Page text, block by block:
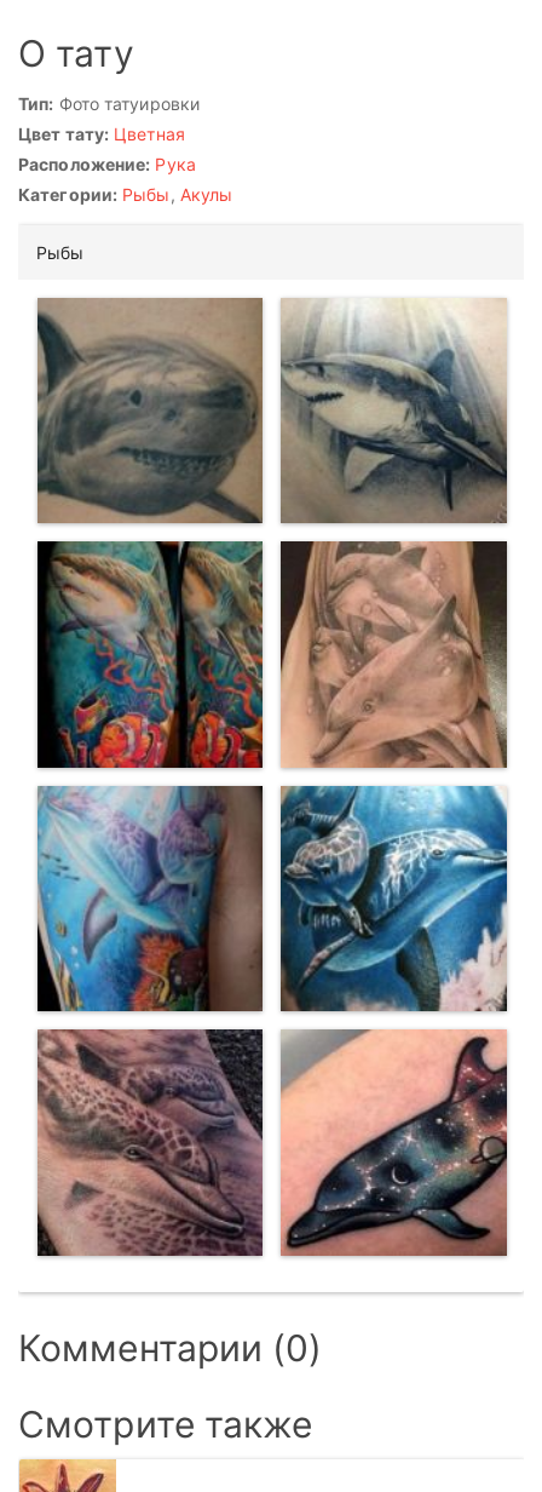
О тату
Тип: Фото татуировки
Цвет тату: Цветная
Расположение: Рука
Категории: Рыбы, Акулы
Рыбы
Комментарии (0)
Смотрите также